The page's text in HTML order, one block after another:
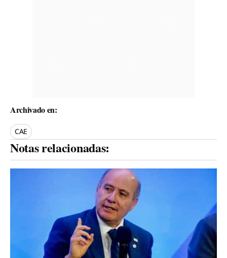
Archivado en:
CAE
Notas relacionadas: